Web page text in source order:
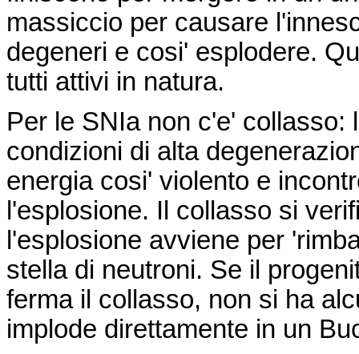
massiccio per causare
degeneri e cosi' esplodere.
tutti attivi in natura.
Per le SNIanon c'e' collasso:
condizioni di alta
energia cosi' violento e
l'esplosione. Il collasso si
l'esplosione avviene per
stella di neutroni. Se il
ferma il collasso, non si ha
implode direttamente in un